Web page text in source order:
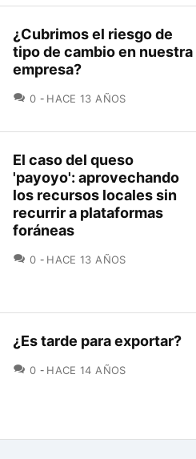
¿Cubrimos el riesgo de
tipo de cambio en nuestra
empresa?
0 COMENTARIOS
HACE 13 AÑOS
El caso del queso
'payoyo': aprovechando
los recursos locales sin
recurrir a plataformas
foráneas
0 COMENTARIOS
HACE 13 AÑOS
¿Es tarde para exportar?
0 COMENTARIOS
HACE 14 AÑOS